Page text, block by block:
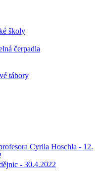
školy
čerpadla
tábory
Cyrila Hoschla - 12.
- 30.4.2022